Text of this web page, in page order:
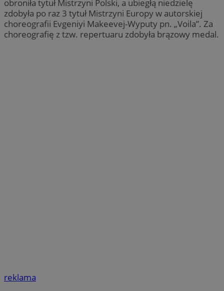
obroniła tytuł Mistrzyni Polski, a ubiegłą niedzielę
zdobyła po raz 3 tytuł Mistrzyni Europy w autorskiej
choreografii Evgeniyi Makeevej-Wyputy pn. „Voila”. Za
choreografię z tzw. repertuaru zdobyła brązowy medal.
reklama